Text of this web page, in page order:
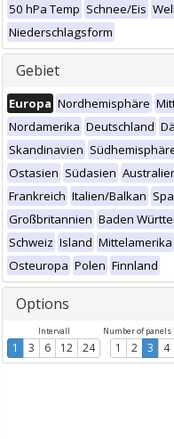
50 hPa Temp Schnee/Eis
Niederschlagsform
Gebiet
Europa Nordhemisphäre
Nordamerika Deutschland
Skandinavien
Ostasien Südasien
Frankreich Italien/Balkan
Großbritannien Baden
Schweiz Island Mittelamerika
Osteuropa Polen Finnland
Options
Intervall
1 3 6 12 24
Number of panels
1 2 3 4